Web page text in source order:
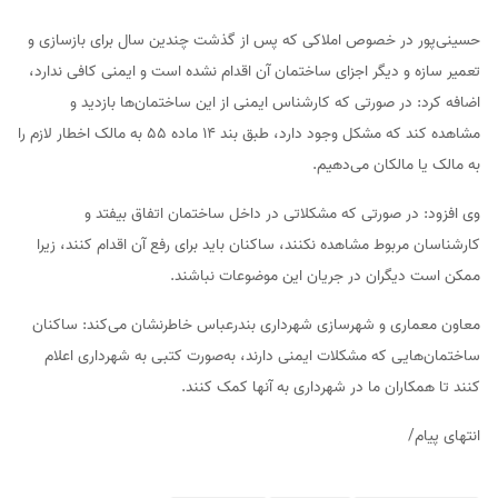
حسینی‌پور در خصوص املاکی که پس از گذشت چندین سال برای بازسازی و
تعمیر سازه و دیگر اجزای ساختمان آن اقدام نشده است و ایمنی کافی ندارد،
اضافه کرد: در صورتی که کارشناس ایمنی از این ساختمان‌ها بازدید و
مشاهده کند که مشکل وجود دارد، طبق بند ۱۴ ماده ۵۵ به مالک اخطار لازم را
به مالک یا مالکان می‌دهیم.
وی افزود: در صورتی که مشکلاتی در داخل ساختمان اتفاق بیفتد و
کارشناسان مربوط مشاهده نکنند، ساکنان باید برای رفع آن اقدام کنند، زیرا
ممکن است دیگران در جریان این موضوعات نباشند.
معاون معماری و شهرسازی شهرداری بندرعباس خاطرنشان می‌کند: ساکنان
ساختمان‌هایی که مشکلات ایمنی دارند، به‌صورت کتبی به شهرداری اعلام
کنند تا همکاران ما در شهرداری به آنها کمک کنند.
انتهای پیام/